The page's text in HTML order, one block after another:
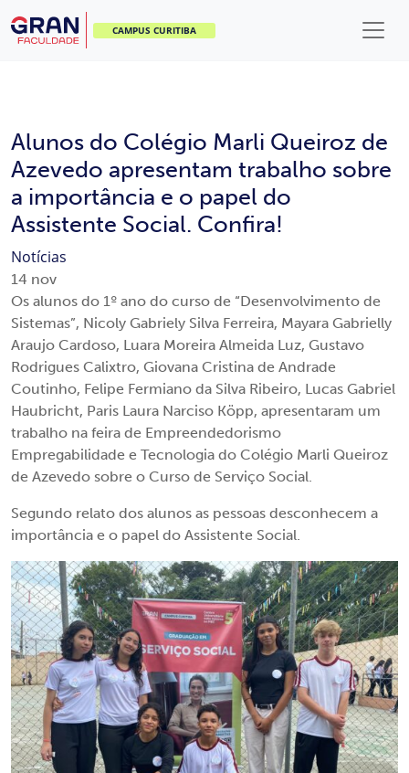
CAMPUS CURITIBA
Alunos do Colégio Marli Queiroz de
Azevedo apresentam trabalho sobre
a importância e o papel do
Assistente Social. Confira!
Notícias
14 nov
Os alunos do 1º ano do curso de “Desenvolvimento de
Sistemas”, Nicoly Gabriely Silva Ferreira, Mayara Gabrielly
Araujo Cardoso, Luara Moreira Almeida Luz, Gustavo
Rodrigues Calixtro, Giovana Cristina de Andrade
Coutinho, Felipe Fermiano da Silva Ribeiro, Lucas Gabriel
Haubricht, Paris Laura Narciso Köpp, apresentaram um
trabalho na feira de Empreendedorismo
Empregabilidade e Tecnologia do Colégio Marli Queiroz
de Azevedo sobre o Curso de Serviço Social.
Segundo relato dos alunos as pessoas desconhecem a
importância e o papel do Assistente Social.